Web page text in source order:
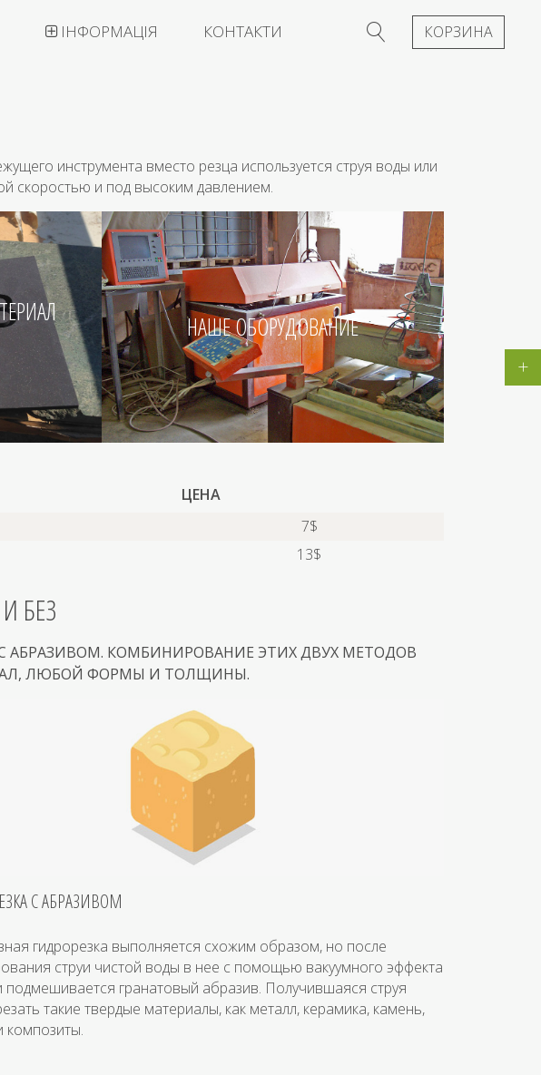
ІНФОРМАЦІЯ КОНТАКТИ КОРЗИНА
инструмента вместо резца используется струя воды или
скоростью и под высоким давлением.
НАШЕ ОБОРУДОВАНИЕ
ЦЕНА
7$
13$
БЕЗ
АБРАЗИВОМ. КОМБИНИРОВАНИЕ ЭТИХ ДВУХ МЕТОДОВ
ЛЮБОЙ ФОРМЫ И ТОЛЩИНЫ.
С АБРАЗИВОМ
гидрорезка выполняется схожим образом, но после
струи чистой воды в нее с помощью вакуумного эффекта
подмешивается гранатовый абразив. Получившаяся струя
такие твердые материалы, как металл, керамика, камень,
композиты.